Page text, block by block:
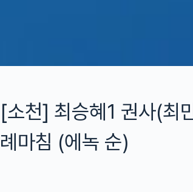
[소천] 최승혜1 권사(최
례마침 (에녹 순)